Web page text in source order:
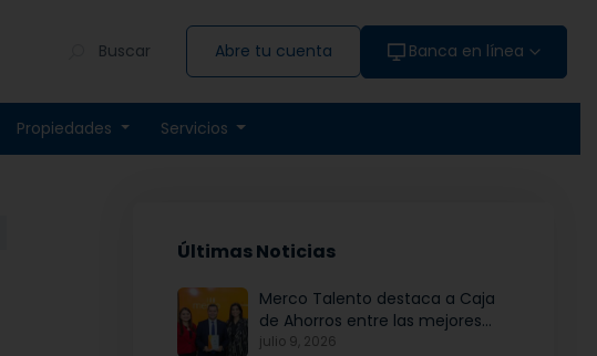
Propiedades Servicios
Buscar Abre tu cuenta Banca en línea
Últimas Noticias
Merco Talento destaca a Caja
de Ahorros entre las mejores
empresas para atraer y fidelizar
julio 9, 2026